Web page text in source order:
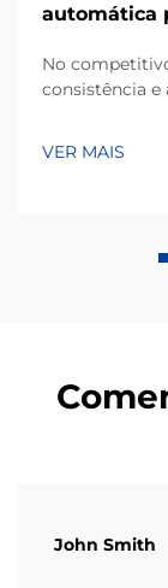
automática
No
consistência e
conhecido
VER MAIS
John Smith